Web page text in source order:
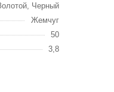
Черный
Жемчуг
50
3,8